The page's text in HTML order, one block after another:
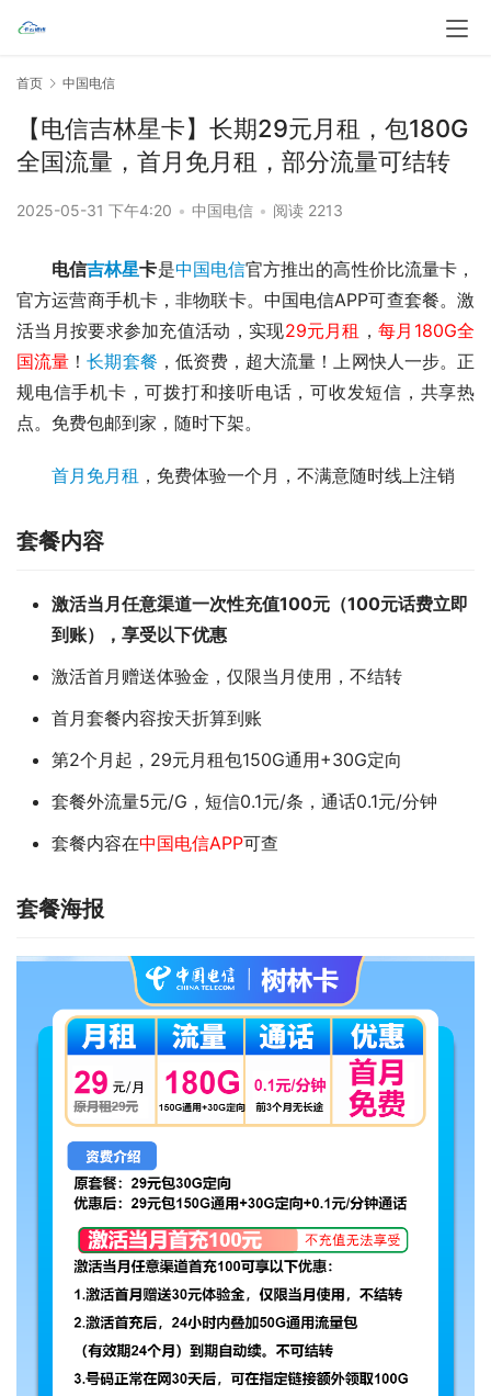
首页 中国电信
【电信吉林星卡】长期29元月租，包180G
全国流量，首月免月租，部分流量可结转
2025-05-31 下午4:20 • 中国电信 • 阅读 2213
电信吉林星卡是中国电信官方推出的高性价比流量卡，
官方运营商手机卡，非物联卡。中国电信APP可查套餐。激
活当月按要求参加充值活动，实现29元月租 ，每月180G全
国流量 ！长期套餐 ， 低资费，超大流量！上网快人一步。正
规电信手机卡，可拨打和接听电话，可收发短信，共享热
点。免费包邮到家，随时下架。
首月免月租 ，免费体验一个月，不满意随时线上注销
套餐内容
激活当月任意渠道一次性充值100元（100元话费立即
到账），享受以下优惠
激活首月赠送体验金，仅限当月使用，不结转
首月套餐内容按天折算到账
第2个月起，29元月租包150G通用+30G定向
套餐外流量5元/G，短信0.1元/条，通话0.1元/分钟
套餐内容在中国电信APP可查
套餐海报